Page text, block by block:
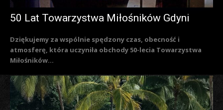
50 Lat Towarzystwa Miłośników Gdyni
Dziękujemy za wspólnie spędzony czas, obecność i
atmosferę, która uczyniła obchody 50-lecia Towarzystwa
Miłośników...